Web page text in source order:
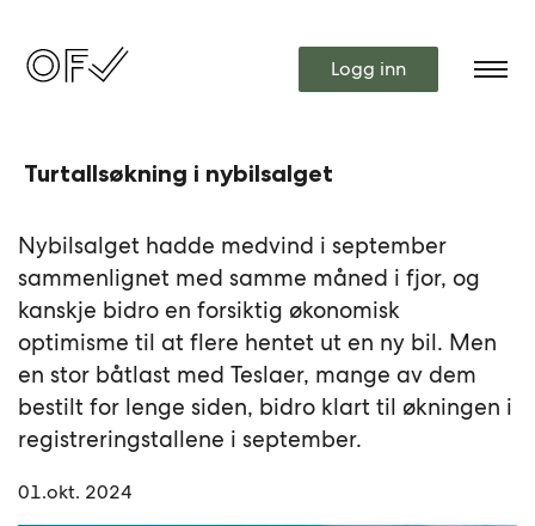
Logg inn
Turtallsøkning i nybilsalget
Nybilsalget hadde medvind i september
sammenlignet med samme måned i fjor, og
kanskje bidro en forsiktig økonomisk
optimisme til at flere hentet ut en ny bil. Men
en stor båtlast med Teslaer, mange av dem
bestilt for lenge siden, bidro klart til økningen i
registreringstallene i september.
01.okt. 2024